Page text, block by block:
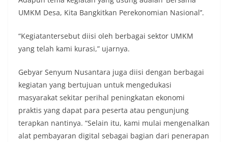
UMKM Desa, Kita Bangkitkan Perekonomian Nasional’’.
“Kegiatantersebut diisi oleh berbagai sektor UMKM
yang telah kami kurasi,” ujarnya.
Gebyar Senyum Nusantara juga diisi dengan berbagai
kegiatan yang bertujuan untuk mengedukasi
masyarakat sekitar perihal peningkatan ekonomi
praktis yang dapat para peserta atau pengunjung
terapkan nantinya. “Selain itu, kami mulai mengenalkan
alat pembayaran digital sebagai bagian dari penerapan